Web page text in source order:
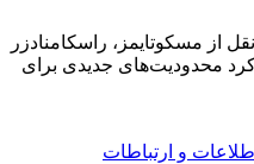
از مسکوتایمز، راسکامنادزر
کرد محدودیت‌های جدیدی برای
و ارتباطات